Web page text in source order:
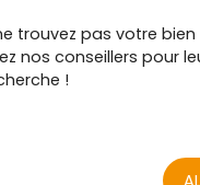
trouvez pas votre bien
nos conseillers pour
!